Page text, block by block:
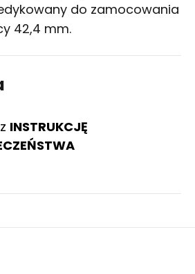
do zamocowania
42,4 mm.
INSTRUKCJĘ